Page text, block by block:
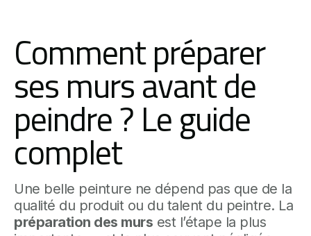
Comment préparer
ses murs avant de
peindre ? Le guide
complet
Une belle peinture ne dépend pas que de la
qualité du produit ou du talent du peintre. La
préparation des murs est l’étape la plus